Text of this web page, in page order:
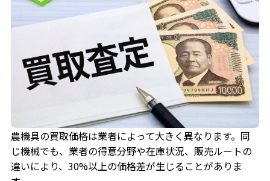
農機具の買取価格は業者によって大きく異なります。同
じ機械でも、業者の得意分野や在庫状況、販売ルートの
違いにより、30%以上の価格差が生じることがありま